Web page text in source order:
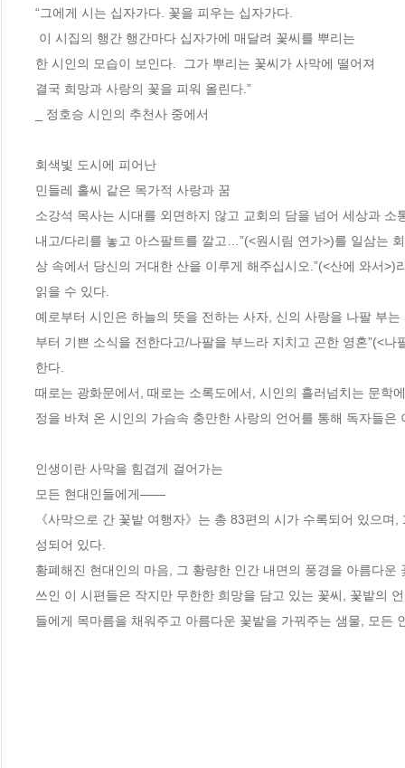
“그에게 시는 십자가다. 꽃을 피우는 십자가다.
한 시인의 모습이 보인다.  그가 뿌리는 꽃씨가 사막에 떨어져
결국 희망과 사랑의 꽃을 피워 올린다.”
_ 정호승 시인의 추천사 중에서
회색빛 도시에 피어난
민들레 홀씨 같은 목가적 사랑과 꿈
소강석 목사는 시대를 외면하지 않고 교회의 담을 넘어 세상과
내고/다리를 놓고 아스팔트를 깔고…”(<원시림 연가>)를 일삼는
상 속에서 당신의 거대한 산을 이루게 해주십시오.”(<산에 와서
읽을 수 있다.
예로부터 시인은 하늘의 뜻을 전하는 사자, 신의 사랑을 나팔 부
부터 기쁜 소식을 전한다고/나팔을 부느라 지치고 곤한 영혼”(<
한다.
때로는 광화문에서, 때로는 소록도에서, 시인의 흘러넘치는 문학
정을 바쳐 온 시인의 가슴속 충만한 사랑의 언어를 통해 독자들
인생이란 사막을 힘겹게 걸어가는
모든 현대인들에게――
《사막으로 간 꽃밭 여행자》는 총 83편의 시가 수록되어 있으며,
성되어 있다.
황폐해진 현대인의 마음, 그 황량한 인간 내면의 풍경을 아름다
쓰인 이 시편들은 작지만 무한한 희망을 담고 있는 꽃씨, 꽃밭의
들에게 목마름을 채워주고 아름다운 꽃밭을 가꿔주는 샘물, 모든